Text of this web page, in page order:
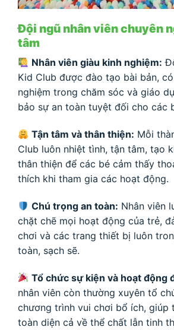
Đội ngũ nhân viên chuyên
tâm
Nhân viên giàu kinh nghiệm:
Kid Club được đào tạo bài bản,
nghiệm trong chăm sóc và giáo
bảo sự an toàn tuyệt đối cho các
Tận tâm và thân thiện: Mỗi
Club luôn nhiệt tình, tận tâm, tạo
thân thiện để các bé cảm thấy
thích khi tham gia các hoạt động.
Chú trọng an toàn: Nhân viên
chặt chẽ mọi hoạt động của trẻ,
chơi và các trang thiết bị luôn
toàn, sạch sẽ.
Tổ chức sự kiện và hoạt động
nhân viên còn thường xuyên tổ
chương trình vui chơi bổ ích, giúp
toàn diện cả về thể chất lẫn tinh